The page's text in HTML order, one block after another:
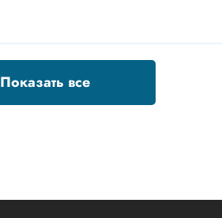
Показать все